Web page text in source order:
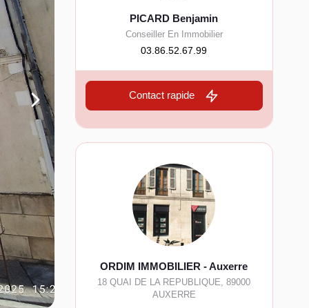
PICARD Benjamin
Conseiller En Immobilier
03.86.52.67.99
Contact rapide
ORDIM IMMOBILIER - Auxerre
18 QUAI DE LA REPUBLIQUE,89000
AUXERRE